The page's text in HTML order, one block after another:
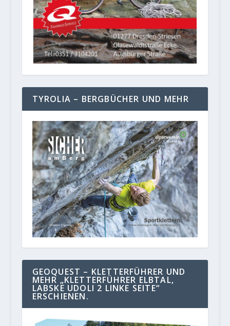
TYROLIA – BERGBÜCHER UND MEHR
GEOQUEST – KLETTERFÜHRER UND
MEHR „KLETTERFÜHRER ELBTAL,
LABSKE UDOLI 2 LINKE SEITE“
ERSCHIENEN.